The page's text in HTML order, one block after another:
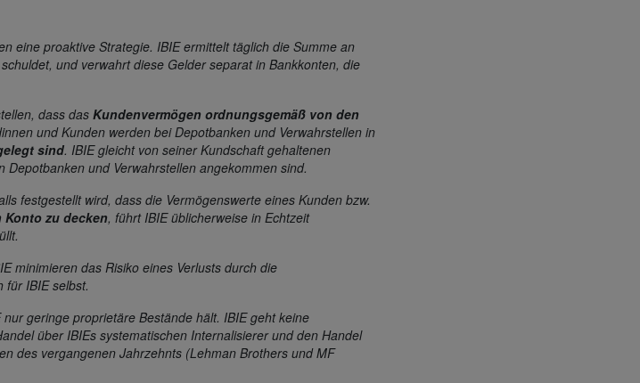
eine proaktive Strategie. IBIE ermittelt täglich die Summe an
und verwahrt diese Gelder separat in Bankkonten, die
dass das Kundenvermögen ordnungsgemäß von den
und Kunden werden bei Depotbanken und Verwahrstellen in
sind. IBIE gleicht von seiner Kundschaft gehaltenen
und Verwahrstellen angekommen sind.
festgestellt wird, dass die Vermögenswerte eines Kunden bzw.
zu decken, führt IBIE üblicherweise in Echtzeit
minimieren das Risiko eines Verlusts durch die
für IBIE selbst.
geringe proprietäre Bestände hält. IBIE geht keine
über IBIEs systematischen Internalisierer und den Handel
des vergangenen Jahrzehnts (Lehman Brothers und MF